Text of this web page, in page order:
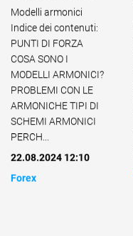
Modelli armonici
Indice dei contenuti:
PUNTI DI FORZA
COSA SONO I
MODELLI ARMONICI?
PROBLEMI CON LE
ARMONICHE TIPI DI
SCHEMI ARMONICI
PERCH...
22.08.2024 12:10
Forex